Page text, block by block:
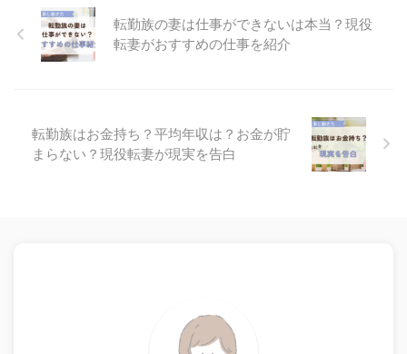
転勤族の妻は仕事ができないは本当？現役
転妻がおすすめの仕事を紹介
転勤族はお金持ち？平均年収は？お金が貯
まらない？現役転妻が現実を告白